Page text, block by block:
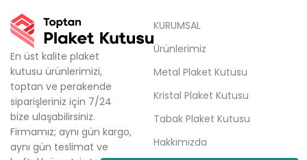
En üst kalite plaket
kutusu ürünlerimizi,
toptan ve perakende
siparişleriniz için 7/24
bize ulaşabilirsiniz.
Firmamız; aynı gün kargo,
aynı gün teslimat ve
KURUMSAL
Ürünlerimiz
Metal Plaket Kutusu
Kristal Plaket Kutusu
Tabak Plaket Kutusu
Hakkımızda